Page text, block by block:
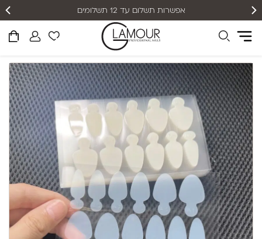
אפשרות תשלום עד 12 תשלומים